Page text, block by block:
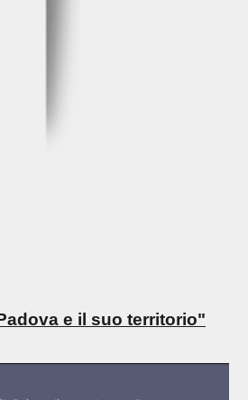
e il suo territorio"